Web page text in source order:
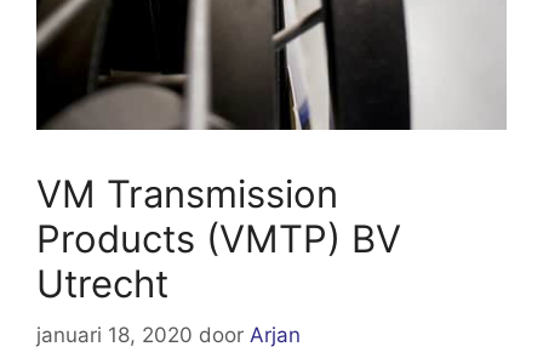
VM Transmission
Products (VMTP) BV
Utrecht
januari 18, 2020 door Arjan